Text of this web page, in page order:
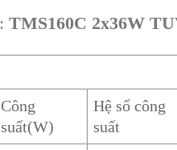
TMS160C 2x36W
Công
suất(W)
Hệ số công
suất